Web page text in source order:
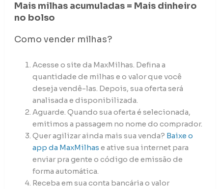
Mais milhas acumuladas = Mais dinheiro
no bolso
Como vender milhas?
Acesse o site da MaxMilhas. Defina a
quantidade de milhas e o valor que você
deseja vendê-las. Depois, sua oferta será
analisada e disponibilizada.
Aguarde. Quando sua oferta é selecionada,
emitimos a passagem no nome do comprador.
Quer agilizar ainda mais sua venda? Baixe o
app da MaxMilhas e ative sua internet para
enviar pra gente o código de emissão de
forma automática.
Receba em sua conta bancária o valor